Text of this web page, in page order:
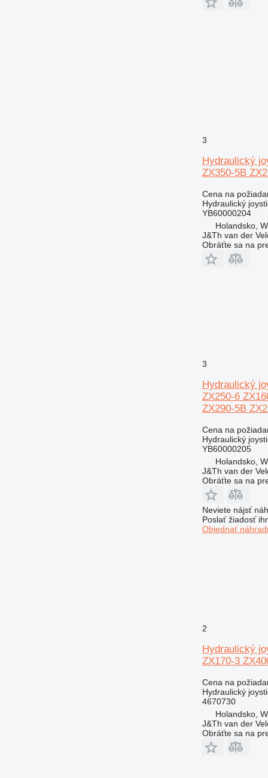
3
Hydraulický
ZX350-5B
Cena na
Hydraulický
YB60000204
Holandsko,
J&Th van der
Obráťte sa na
3
Hydraulický
ZX250-6
ZX290-5B
Cena na
Hydraulický
YB60000205
Holandsko,
J&Th van der
Obráťte sa na
Neviete nájsť
Poslať žiadosť
Objednať
2
Hydraulický
ZX170-3
Cena na
Hydraulický
4670730
Holandsko,
J&Th van der
Obráťte sa na